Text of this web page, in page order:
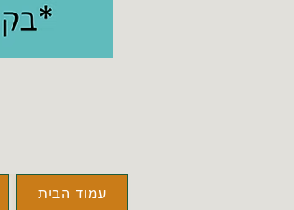
עמוד הבית